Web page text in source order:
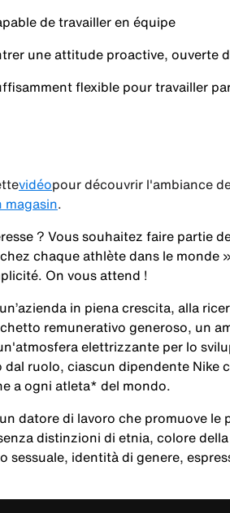
de travailler en équipe
une attitude proactive, ouverte
flexible pour travailler par
vidéopour découvrir l'ambiance
.
? Vous souhaitez faire partie
chaque athlète dans le monde
On vous attend !
in piena crescita, alla
remunerativo generoso, un
elettrizzante per lo
dal ruolo, ciascun dipendente Nike
a ogni atleta* del mondo.
datore di lavoro che promuove
distinzioni di etnia, colore
sessuale, identità di genere,